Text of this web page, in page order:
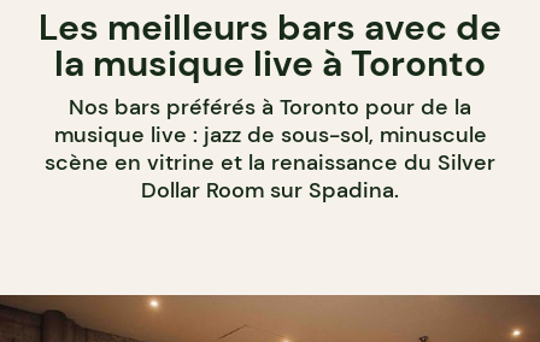
Les meilleurs bars avec de
la musique live à Toronto
Nos bars préférés à Toronto pour de la
musique live : jazz de sous-sol, minuscule
scène en vitrine et la renaissance du Silver
Dollar Room sur Spadina.